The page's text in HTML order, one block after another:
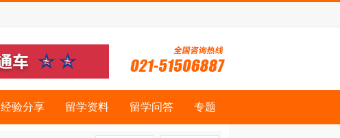
经验分享 留学资料 留学问答 专题